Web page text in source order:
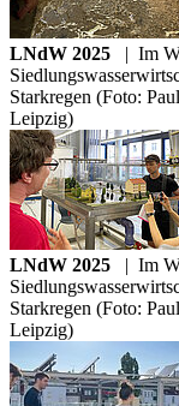
LNdW 2025 | Im
Starkregen (Foto:
Leipzig)
LNdW 2025 | Im
Starkregen (Foto:
Leipzig)